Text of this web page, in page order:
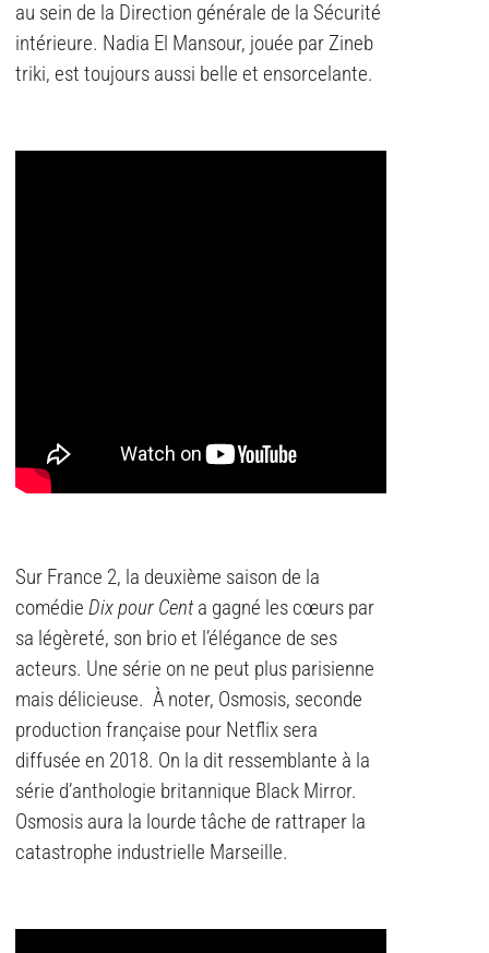
au sein de la Direction générale de la Sécurité
intérieure. Nadia El Mansour, jouée par Zineb
triki, est toujours aussi belle et ensorcelante.
Sur France 2, la deuxième saison de la
comédie Dix pour Centa gagné les cœurs par
sa légèreté, son brio et l’élégance de ses
acteurs. Une série on ne peut plus parisienne
mais délicieuse. À noter, Osmosis, seconde
production française pour Netflix sera
diffusée en 2018. On la dit ressemblante à la
série d’anthologie britannique Black Mirror.
Osmosis aura la lourde tâche de rattraper la
catastrophe industrielle Marseille.